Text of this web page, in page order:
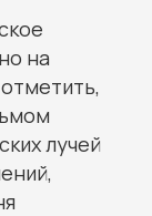
на
лучей